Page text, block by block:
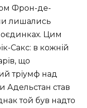
Фрон-де-
лишались
Цим
Сакс: в кожній
що
тріумф над
Адельстан став
той був надто